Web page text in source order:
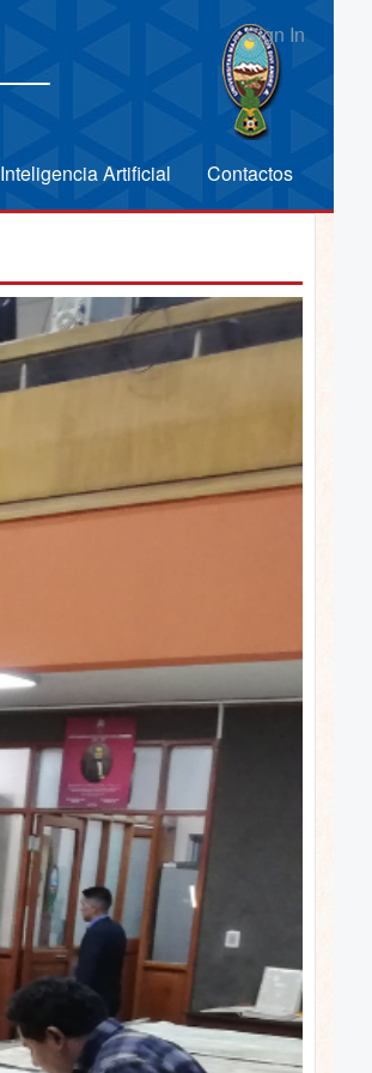
Sign In
Inteligencia Artificial Contactos